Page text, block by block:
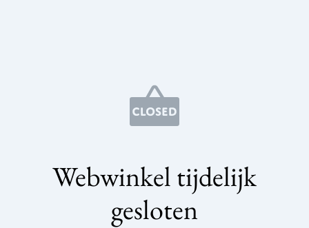
Webwinkel tijdelijk
gesloten